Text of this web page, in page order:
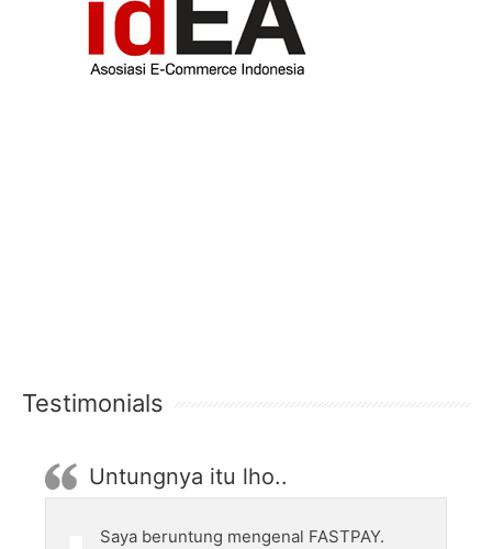
Testimonials
Untungnya itu lho..
Saya beruntung mengenal FASTPAY.